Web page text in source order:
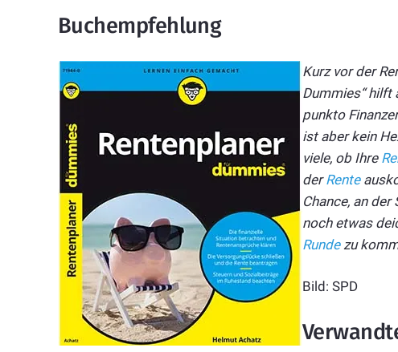
Buchempfehlung
Kurz vor der
Dummies“ hilft
punkto
ist aber kein
viele, ob Ihre
derRente
Chance, an der
noch etwas
Rundezu
Bild: SPD